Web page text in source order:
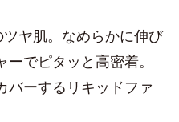
ツヤ肌。なめらかに伸び
でピタッと高密着。
バーするリキッドファ